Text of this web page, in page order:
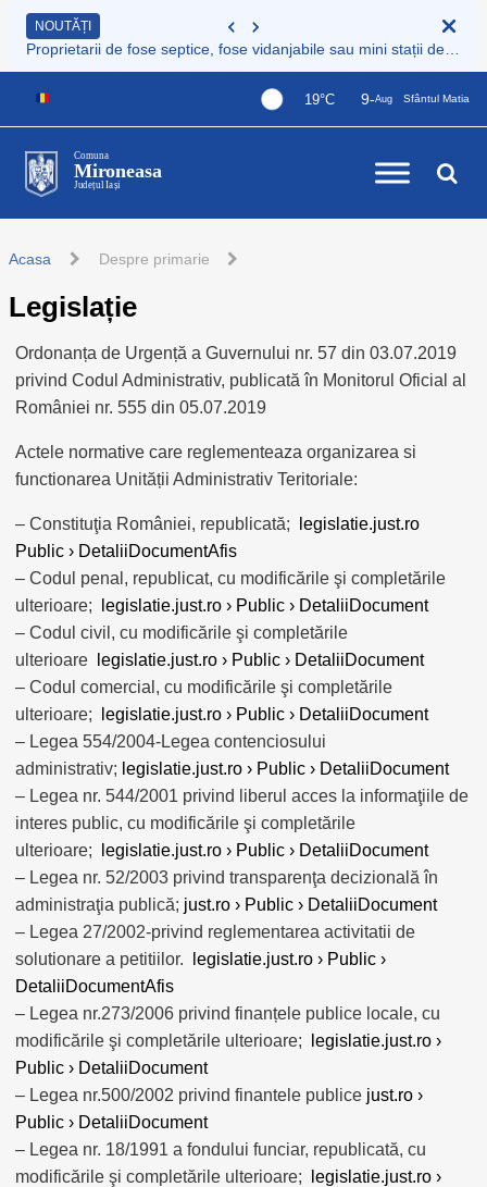
NOUTĂȚI
19°C 9-Aug Sfântul Matia
Comuna
Mironeasa
Județul Iași
Acasa Despre primarie
Legislație
Ordonanța de Urgență a Guvernului nr. 57 din 03.07.2019
privind Codul Administrativ, publicată în Monitorul Oficial al
României nr. 555 din 05.07.2019
Actele normative care reglementeaza organizarea si
functionarea Unității Administrativ Teritoriale:
– Constituţia României, republicată;
legislatie.just.ro
Public › DetaliiDocumentAfis
– Codul penal, republicat, cu modificările şi completările
ulterioare;
legislatie.just.ro › Public › DetaliiDocument
– Codul civil, cu modificările şi completările
ulterioare
legislatie.just.ro › Public › DetaliiDocument
– Codul comercial, cu modificările şi completările
ulterioare;
legislatie.just.ro › Public › DetaliiDocument
– Legea 554/2004-Legea contenciosului
administrativ; legislatie.just.ro › Public › DetaliiDocument
– Legea nr. 544/2001 privind liberul acces la informaţiile de
interes public, cu modificările şi completările
ulterioare;
legislatie.just.ro › Public › DetaliiDocument
– Legea nr. 52/2003 privind transparenţa decizională în
administraţia publică; just.ro › Public › DetaliiDocument
– Legea 27/2002-privind reglementarea activitatii de
solutionare a petitiilor.
legislatie.just.ro › Public ›
DetaliiDocumentAfis
– Legea nr.273/2006 privind finanțele publice locale, cu
modificările şi completările ulterioare;
legislatie.just.ro ›
Public › DetaliiDocument
– Legea nr.500/2002 privind finantele publice just.ro ›
Public › DetaliiDocument
– Legea nr. 18/1991 a fondului funciar, republicată, cu
modificările şi completările ulterioare;
legislatie.just.ro ›